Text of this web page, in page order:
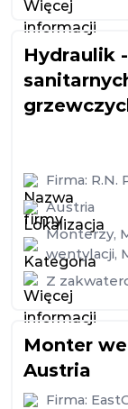
Hydraulik
Firma: R.N.
Austria
Monterzy,
wentylacji,
Z
Monter
Austria
Firma: